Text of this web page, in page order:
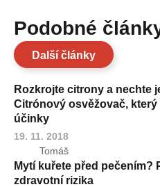
Podobné
Další články
Rozkrojte citrony a nechte
Citrónový osvěžovač, který
účinky
19. 11. 2018
Tomáš
Mytí kuřete před pečením?
zdravotní rizika